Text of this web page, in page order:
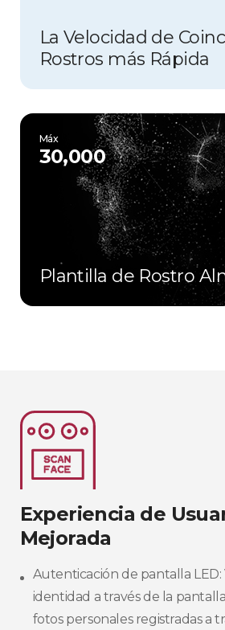
La Velocidad de
Rostros más Rápida​
Máx
30,000
Plantilla de Rostro
Experiencia de
Mejorada​
Autenticación de pantalla LED:
identidad a través de la
fotos personales registradas a